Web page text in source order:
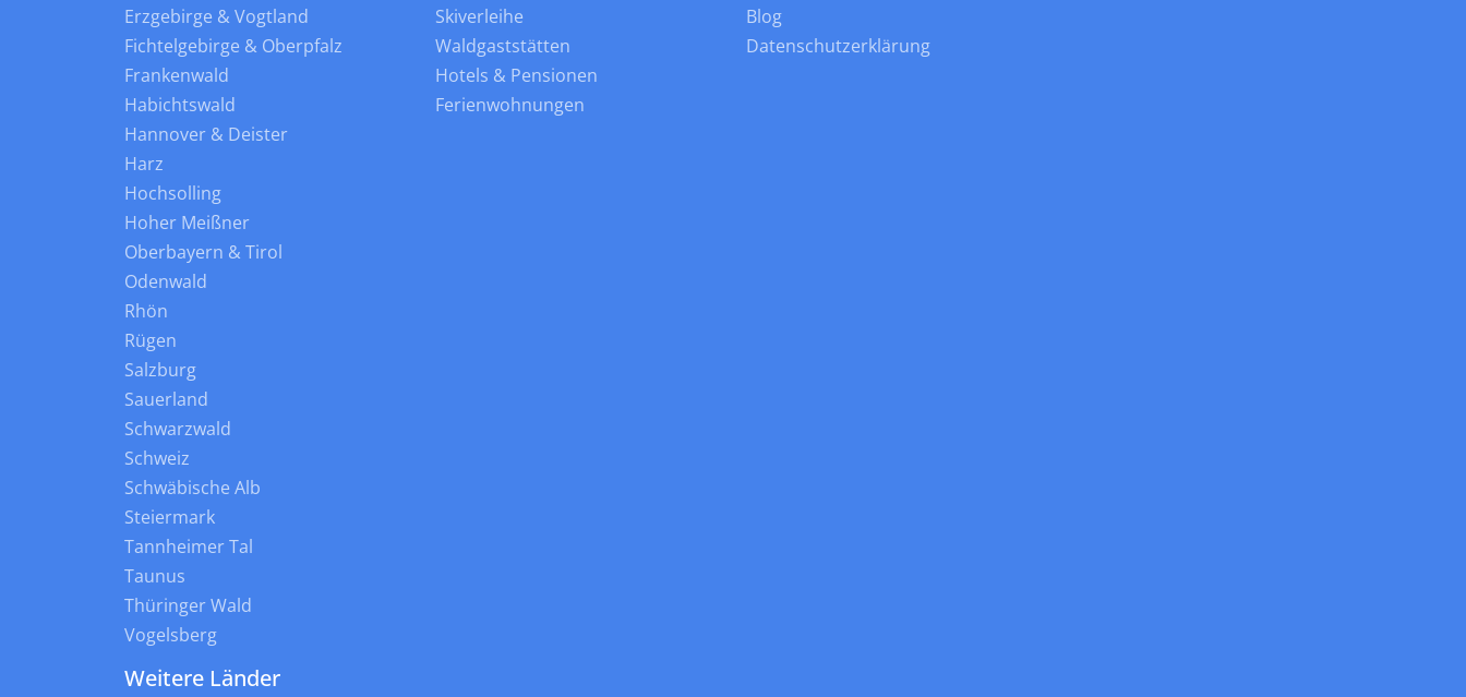
Erzgebirge & Vogtland
Fichtelgebirge & Oberpfalz
Frankenwald
Habichtswald
Hannover & Deister
Harz
Hochsolling
Hoher Meißner
Oberbayern & Tirol
Odenwald
Rhön
Rügen
Salzburg
Sauerland
Schwarzwald
Schweiz
Schwäbische Alb
Steiermark
Tannheimer Tal
Taunus
Thüringer Wald
Vogelsberg
Weitere Länder
Skiverleihe
Waldgaststätten
Hotels & Pensionen
Ferienwohnungen
Blog
Datenschutzerklärung